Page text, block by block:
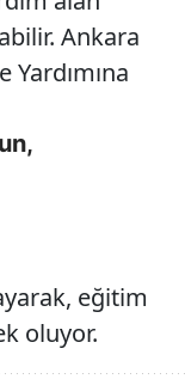
Ankara
eğitim
oluyor.